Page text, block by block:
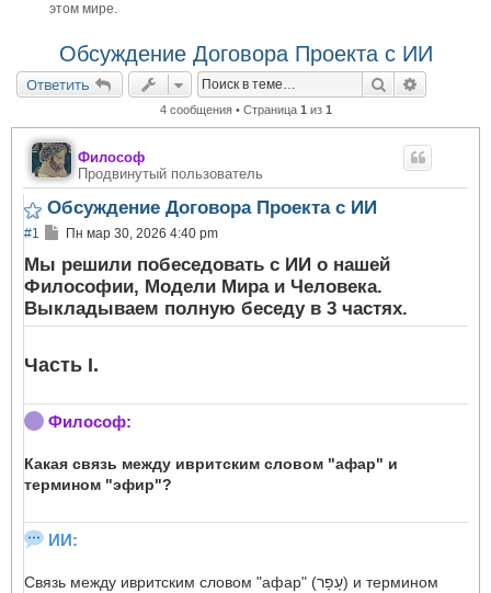
этом мире.
Обсуждение Договора Проекта с ИИ
Ответить Поиск
4 сообщения • Страница 1 из 1
Философ
Продвинутый пользователь
Обсуждение Договора Проекта с ИИ
#1
С
о
б
щ
е
н
Пн мар 30, 2026 4:40 pm
Мы решили побеседовать с ИИ о нашей
Философии, Модели Мира и Человека.
Выкладываем полную беседу в 3 частях.
Часть I.
Философ:
Какая связь между ивритским словом "афар" и
термином "эфир"?
ИИ:
Связь между ивритским словом "афар" (עָפָר) и термином